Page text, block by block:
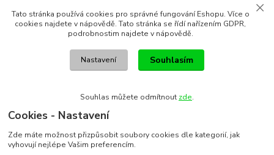
Tato stránka používá cookies pro správné fungování Eshopu. Více o
cookies najdete v nápovědě. Tato stránka se řídí nařízením GDPR,
podrobnostim najdete v nápovědě.
Nastavení Souhlasím
Souhlas můžete odmítnout zde.
Cookies - Nastavení
Zde máte možnost přizpůsobit soubory cookies dle kategorií, jak
vyhovují nejlépe Vašim preferencím.